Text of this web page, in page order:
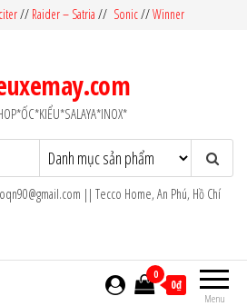
// Raider – Satria // Sonic//Winner
|| Tecco Home, An Phú, Hồ Chí
Menu
0
0₫